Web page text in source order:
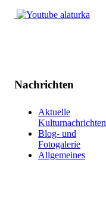
Nachrichten
Aktuelle
Kulturnachrichten
Blog- und
Fotogalerie
Allgemeines